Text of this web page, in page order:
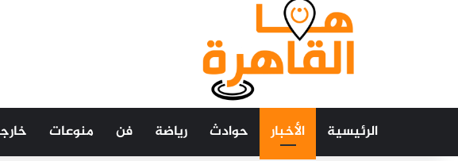
الرئيسية الأخبار حوادث رياضة فن منوعات